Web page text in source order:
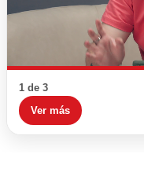
1 de 3
Ver más